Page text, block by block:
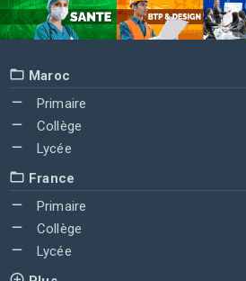
Maroc
Primaire
Collège
Lycée
France
Primaire
Collège
Lycée